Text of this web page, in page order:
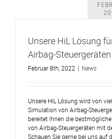
Unsere HiL Lösung
Airbag-Steuergeräten
Februar 8th, 2022 | News
Unsere HiL Lösung wird von
Simulation von Airbag-
bereitet Ihnen die
von Airbag-Steuergeräten mit
Schauen Sie gerne bei uns auf